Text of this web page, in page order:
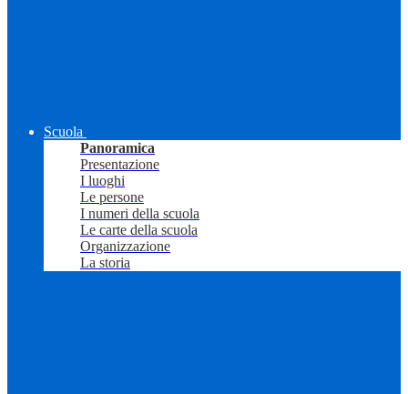
Scuola
Panoramica
Presentazione
I luoghi
Le persone
I numeri della scuola
Le carte della scuola
Organizzazione
La storia